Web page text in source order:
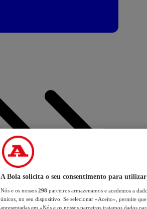
A Bola solicita o seu consentimento para utilizar
Nós e os nossos 298 parceiros armazenamos e acedemos a
únicos, no seu dispositivo. Se selecionar «Aceito», permite
apresentadas em «Nós e os nossos parceiros tratamos dados